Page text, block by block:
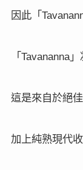
因此「
「Tavananna」
這是來自於絕
加上純熟現代